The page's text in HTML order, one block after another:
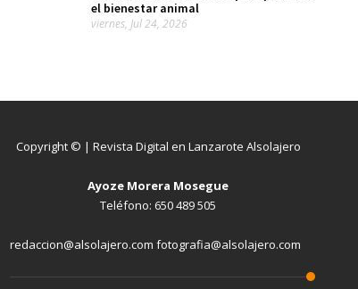
el bienestar animal
viernes, Jul 24, 2026
Copyright © | Revista Digital en Lanzarote Alsolajero
Ayoze Morera Mosegue
Teléfono: 650 489 505
redaccion@alsolajero.com fotografia@alsolajero.com